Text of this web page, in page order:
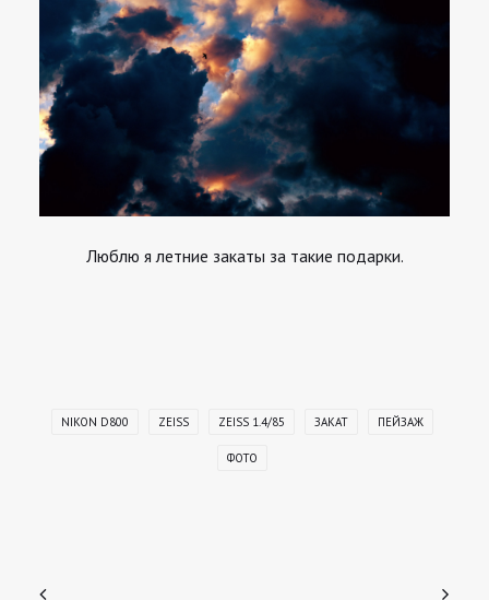
Люблю я летние закаты за такие подарки.
NIKON D800 ZEISS ZEISS 1.4/85 ЗАКАТ ПЕЙЗАЖ
ФОТО